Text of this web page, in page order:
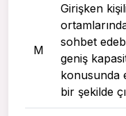
M
Girişken
sohbet
geniş
konusunda
bir şekilde